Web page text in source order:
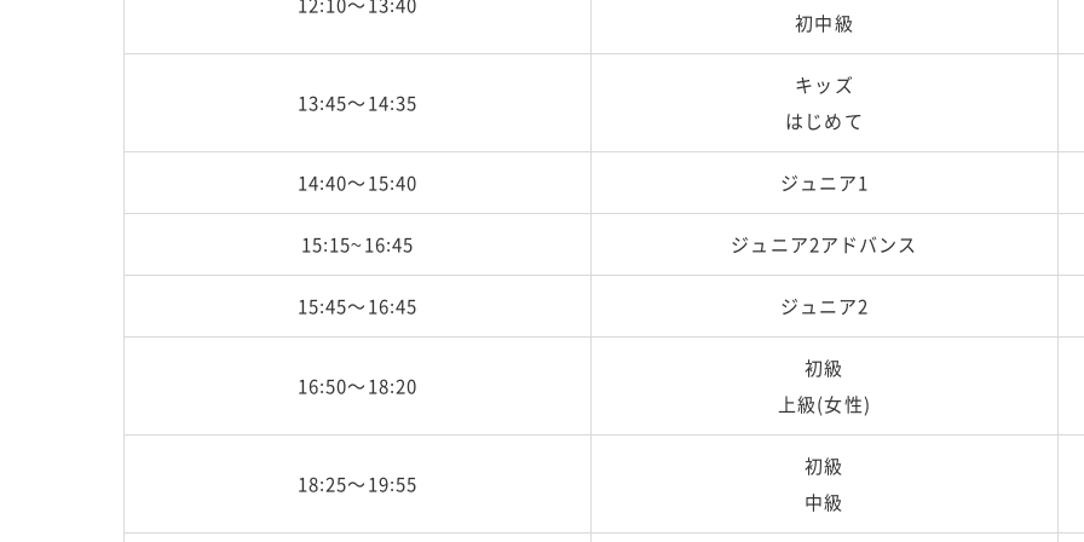
初中級
13:45～14:35
キッズ
はじめて
14:40～15:40 ジュニア1
15:15~16:45 ジュニア2アドバンス
15:45～16:45 ジュニア2
16:50～18:20
初級
上級(女性)
18:25～19:55
初級
中級